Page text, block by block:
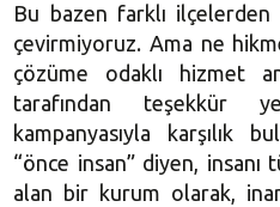
Bu bazen farklı
çevirmiyoruz. Ama ne
çözüme odaklı hizmet
tarafından teşekkür
kampanyasıyla karşılık
“önce insan” diyen, insanı
alan bir kurum olarak,